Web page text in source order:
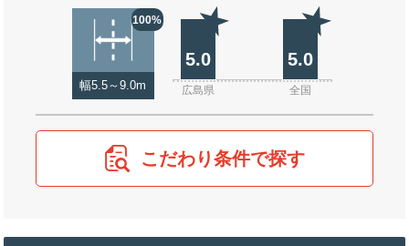
100%
幅5.5～9.0m
5.0 5.0
広島県 全国
こだわり条件で探す